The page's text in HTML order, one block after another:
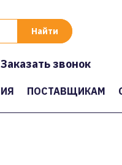
Заказать звонок
ПОСТАВЩИКАМ